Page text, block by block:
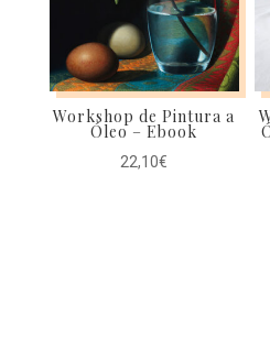
Workshop de Pintura a
Óleo – Ebook
22,10€